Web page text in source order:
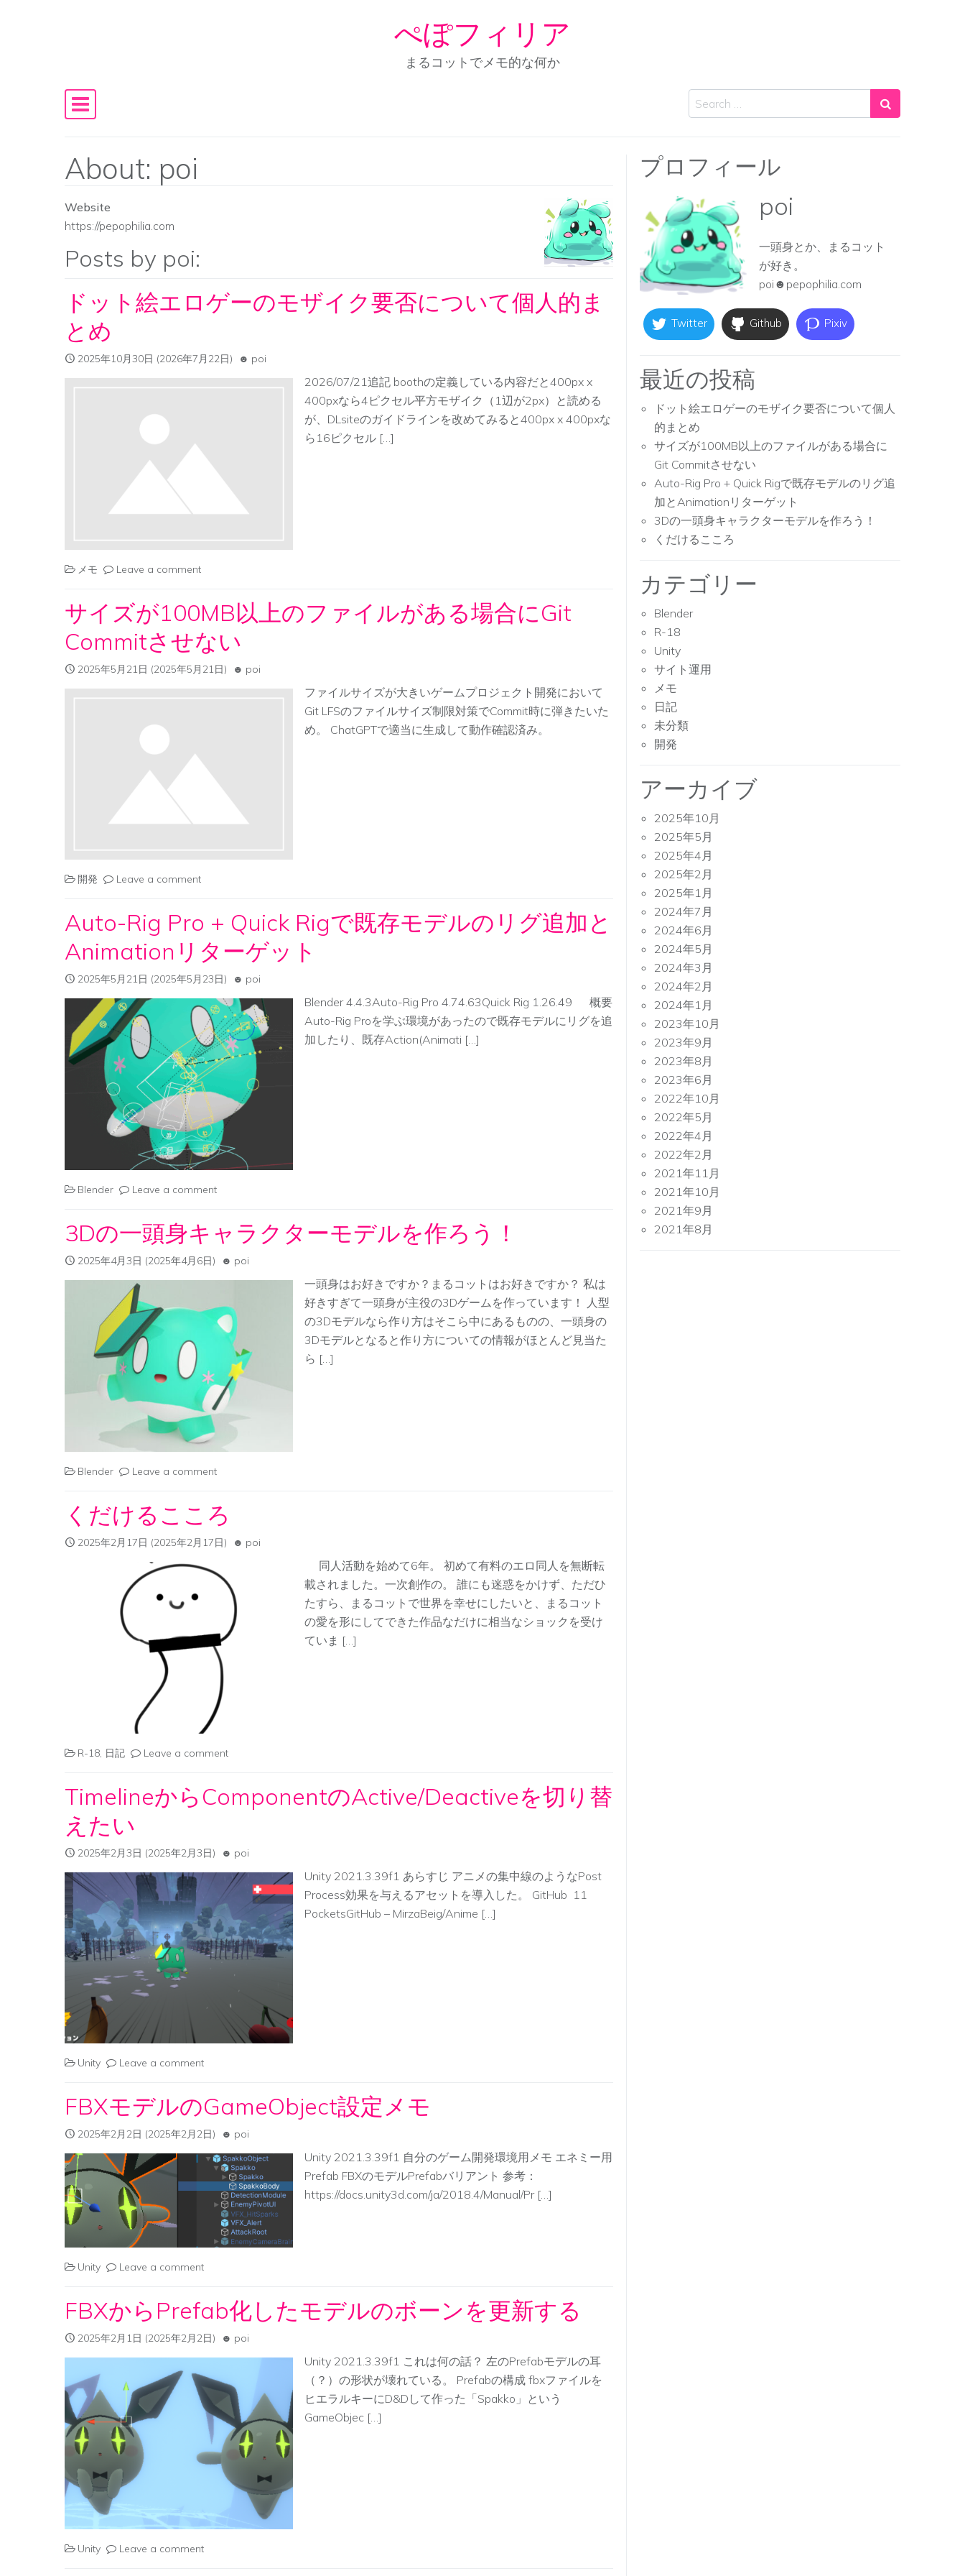
ぺぽフィリア
まるコットでメモ的な何か
Main Navigation
Search
About: poi
Website
https://pepophilia.com
Posts by poi:
ドット絵エロゲーのモザイク要否について個人的ま
とめ
2025年10月30日 (2026年7月22日) poi
2026/07/21追記 boothの定義している内容だと400px x
400pxなら4ピクセル平方モザイク（1辺が2px）と読める
が、DLsiteのガイドラインを改めてみると400px x 400pxな
ら16ピクセル […]
メモ Leave a comment
サイズが100MB以上のファイルがある場合にGit
Commitさせない
2025年5月21日 (2025年5月21日) poi
ファイルサイズが大きいゲームプロジェクト開発において
Git LFSのファイルサイズ制限対策でCommit時に弾きたいた
め。 ChatGPTで適当に生成して動作確認済み。
開発 Leave a comment
Auto-Rig Pro + Quick Rigで既存モデルのリグ追加と
Animationリターゲット
2025年5月21日 (2025年5月23日) poi
Blender 4.4.3Auto-Rig Pro 4.74.63Quick Rig 1.26.49 概要
Auto-Rig Proを学ぶ環境があったので既存モデルにリグを追
加したり、既存Action(Animati […]
Blender Leave a comment
3Dの一頭身キャラクターモデルを作ろう！
2025年4月3日 (2025年4月6日) poi
一頭身はお好きですか？まるコットはお好きですか？ 私は
好きすぎて一頭身が主役の3Dゲームを作っています！ 人型
の3Dモデルなら作り方はそこら中にあるものの、一頭身の
3Dモデルとなると作り方についての情報がほとんど見当た
ら […]
Blender Leave a comment
くだけるこころ
2025年2月17日 (2025年2月17日) poi
同人活動を始めて6年。 初めて有料のエロ同人を無断転
載されました。一次創作の。 誰にも迷惑をかけず、ただひ
たすら、まるコットで世界を幸せにしたいと、まるコット
の愛を形にしてできた作品なだけに相当なショックを受け
ていま […]
R-18, 日記 Leave a comment
TimelineからComponentのActive/Deactiveを切り替
えたい
2025年2月3日 (2025年2月3日) poi
Unity 2021.3.39f1 あらすじ アニメの集中線のようなPost
Process効果を与えるアセットを導入した。 GitHub 11
PocketsGitHub – MirzaBeig/Anime […]
Unity Leave a comment
FBXモデルのGameObject設定メモ
2025年2月2日 (2025年2月2日) poi
Unity 2021.3.39f1 自分のゲーム開発環境用メモ エネミー用
Prefab FBXのモデルPrefabバリアント 参考：
https://docs.unity3d.com/ja/2018.4/Manual/Pr […]
Unity Leave a comment
FBXからPrefab化したモデルのボーンを更新する
2025年2月1日 (2025年2月2日) poi
Unity 2021.3.39f1 これは何の話？ 左のPrefabモデルの耳
（？）の形状が壊れている。 Prefabの構成 fbxファイルを
ヒエラルキーにD&Dして作った「Spakko」という
GameObjec […]
Unity Leave a comment
プロフィール
poi
一頭身とか、まるコット
が好き。
poi☻pepophilia.com
Twitter Github Pixiv
最近の投稿
ドット絵エロゲーのモザイク要否について個人
的まとめ
サイズが100MB以上のファイルがある場合に
Git Commitさせない
Auto-Rig Pro + Quick Rigで既存モデルのリグ追
加とAnimationリターゲット
3Dの一頭身キャラクターモデルを作ろう！
くだけるこころ
カテゴリー
Blender
R-18
Unity
サイト運用
メモ
日記
未分類
開発
アーカイブ
2025年10月
2025年5月
2025年4月
2025年2月
2025年1月
2024年7月
2024年6月
2024年5月
2024年3月
2024年2月
2024年1月
2023年10月
2023年9月
2023年8月
2023年6月
2022年10月
2022年5月
2022年4月
2022年2月
2021年11月
2021年10月
2021年9月
2021年8月